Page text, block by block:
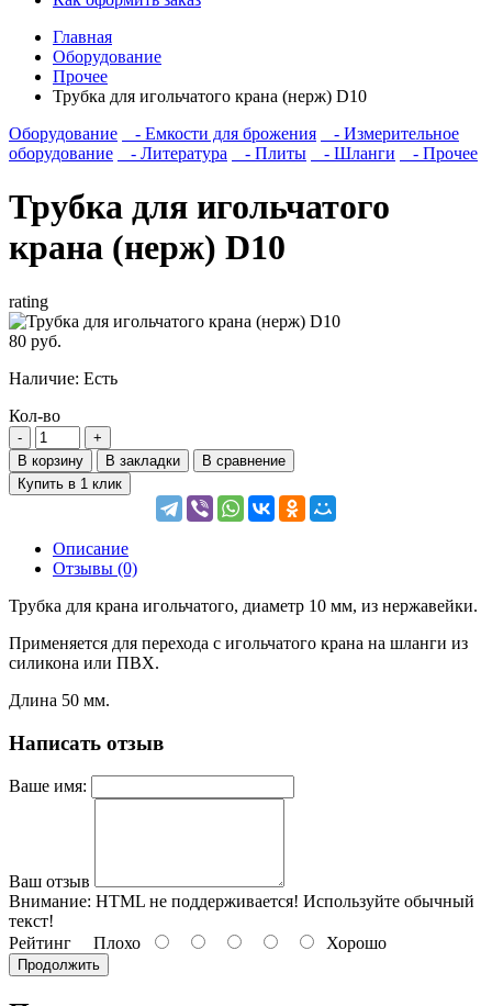
Главная
Оборудование
Прочее
Трубка для игольчатого крана (нерж) D10
Оборудование
- Емкости для брожения
- Измерительное
оборудование
- Литература - Плиты - Шланги - Прочее
Трубка для игольчатого
крана (нерж) D10
rating
80 руб.
Наличие: Есть
Кол-во
В корзину В закладки
В сравнение
Купить в 1 клик
Описание
Отзывы (0)
Трубка для крана игольчатого, диаметр 10 мм, из нержавейки.
Применяется для перехода с игольчатого крана на шланги из
силикона или ПВХ.
Длина 50 мм.
Написать отзыв
Ваше имя:
Ваш отзыв
Внимание: HTML не поддерживается! Используйте обычный
текст!
Рейтинг Плохо Хорошо
Продолжить